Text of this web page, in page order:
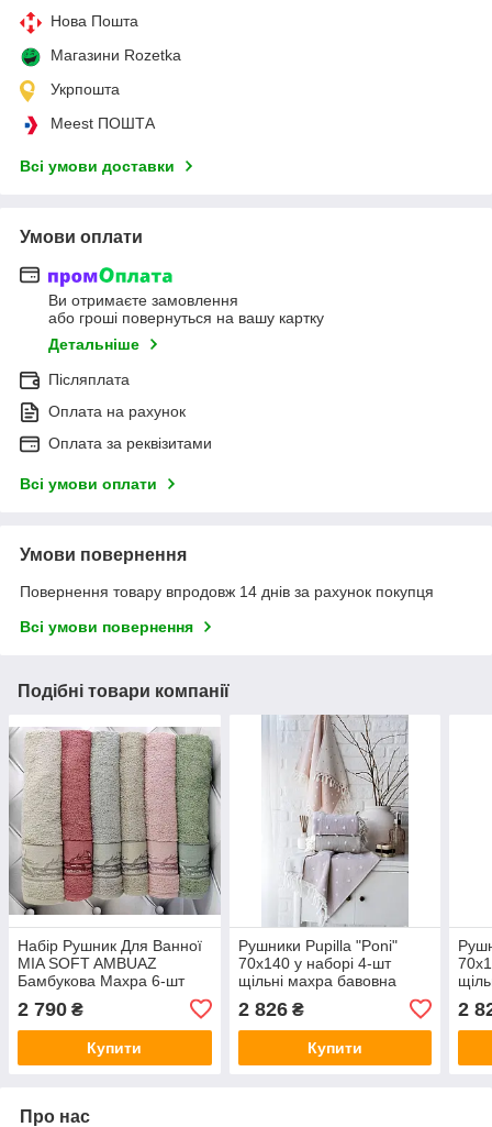
Нова Пошта
Магазини Rozetka
Укрпошта
Meest ПОШТА
Всі умови доставки
Умови оплати
Ви отримаєте замовлення
або гроші повернуться на вашу картку
Детальніше
Післяплата
Оплата на рахунок
Оплата за реквізитами
Всі умови оплати
Умови повернення
Повернення товару впродовж 14 днів за рахунок покупця
Всі умови повернення
Подібні товари компанії
Набір Рушник Для Ванної
MIA SOFT AMBUAZ
Бамбукова Махра 6-шт
2 790 ₴
Купити
Рушники Pupilla "Poni"
70x140 у наборі 4-шт
щільні махра бавовна
2 826₴
Купити
2
Про нас